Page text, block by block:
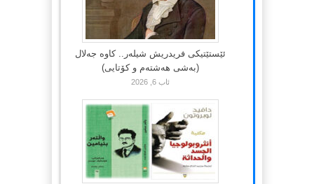
ئێستێتیکی فریدریش شیلەر.. کاوە جەلال
(بەشی هەشتەم و کۆتایی)
ئاب 6, 2026